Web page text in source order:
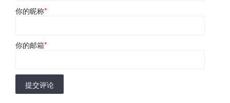
你的昵称*
你的邮箱*
提交评论